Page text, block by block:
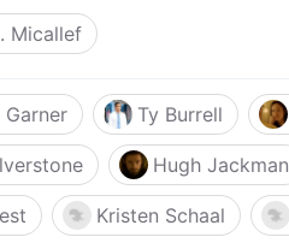
Micallef
Ty Burrell
Hugh Jackman
Kristen Schaal